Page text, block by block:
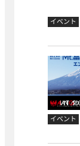
イベント
イベント